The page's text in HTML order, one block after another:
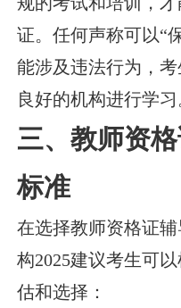
证。任何声称可以“
能涉及违法行为，
良好的机构进行学习
三、教师资
标准
在选择教师资格证
构2025建议考生可
估和选择：